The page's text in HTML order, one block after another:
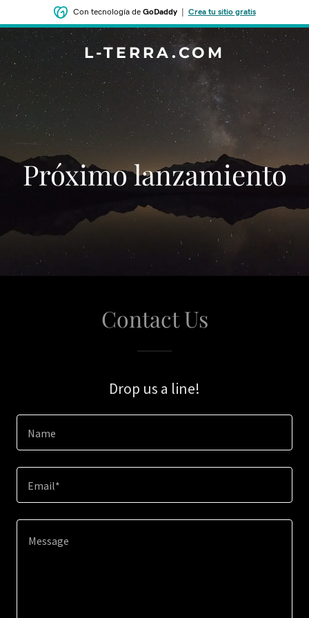
Con tecnología de GoDaddy| Crea tu sitio gratis
L-TERRA.COM
‌‌Próximo lanzamiento
Contact Us
Drop us a line!
Name
Email*